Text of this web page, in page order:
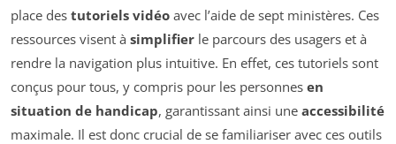
place des tutoriels vidéo avec l’aide de sept ministères. Ces
ressources visent à simplifier le parcours des usagers et à
rendre la navigation plus intuitive. En effet, ces tutoriels sont
conçus pour tous, y compris pour les personnes en
situation de handicap, garantissant ainsi une accessibilité
maximale. Il est donc crucial de se familiariser avec ces outils